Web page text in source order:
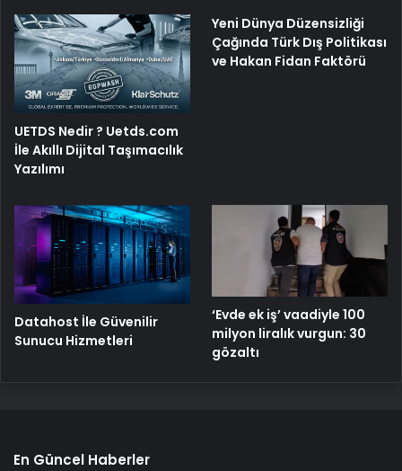
UETDS Nedir ? Uetds.com
İle Akıllı Dijital Taşımacılık
Yazılımı
Yeni Dünya Düzensizliği
Çağında Türk Dış Politikası
ve Hakan Fidan Faktörü
Datahost İle Güvenilir
Sunucu Hizmetleri
‘Evde ek iş’ vaadiyle 100
milyon liralık vurgun: 30
gözaltı
En Güncel Haberler